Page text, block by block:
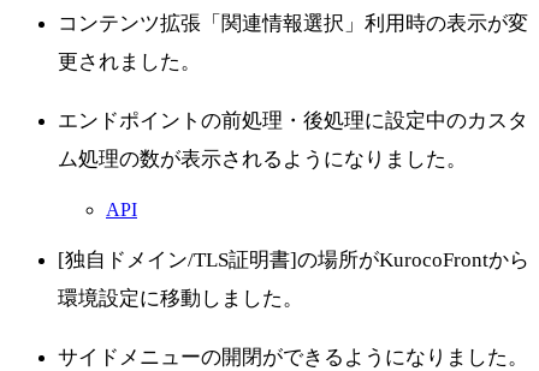
コンテンツ拡張「関連情報選択」利用時の表示が変
更されました。
エンドポイントの前処理・後処理に設定中のカスタ
ム処理の数が表示されるようになりました。
API
[独自ドメイン/TLS証明書]の場所がKurocoFrontから
環境設定に移動しました。
サイドメニューの開閉ができるようになりました。